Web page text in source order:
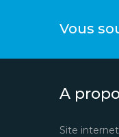
Vous
A
Site